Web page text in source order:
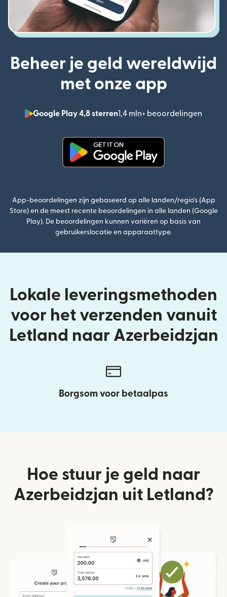
Beheer je geld wereldwijd
met onze app
Google Play 4,8 sterren1,4 mln+ beoordelingen
App-beoordelingen zijn gebaseerd op alle landen/regio's (App
Store) en de meest recente beoordelingen in alle landen (Google
Play). De beoordelingen kunnen variëren op basis van
gebruikerslocatie en apparaattype.
Lokale leveringsmethoden
voor het verzenden vanuit
Letland naar Azerbeidzjan
Borgsom voor betaalpas
Hoe stuur je geld naar
Azerbeidzjan uit Letland?